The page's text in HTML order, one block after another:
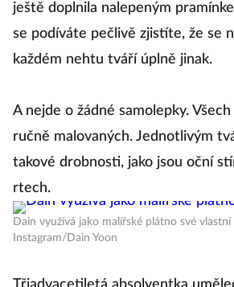
ještě doplnila nalepeným
se podíváte pečlivě zjistíte, že se
každém nehtu tváří úplně jinak.
A nejde o žádné samolepky.
ručně malovaných. Jednotlivým
takové drobnosti, jako jsou oční
rtech.
Dain využívá jako malířské plátno své vlastní
Instagram/Dain Yoon